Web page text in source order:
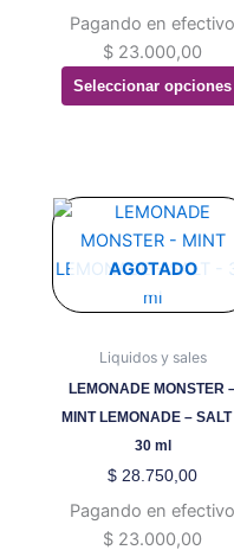
Pagando en efectivo
$ 23.000,00
Seleccionar opciones
pueden
elegir
en
producto
AGOTADO
Liquidos y sales
LEMONADE MONSTER
MINT LEMONADE –
30 ml
$ 28.750,00
Pagando en efectivo
$ 23.000,00
Este
producto
tiene
múltiples
Las
opciones
se
pueden
elegir
la